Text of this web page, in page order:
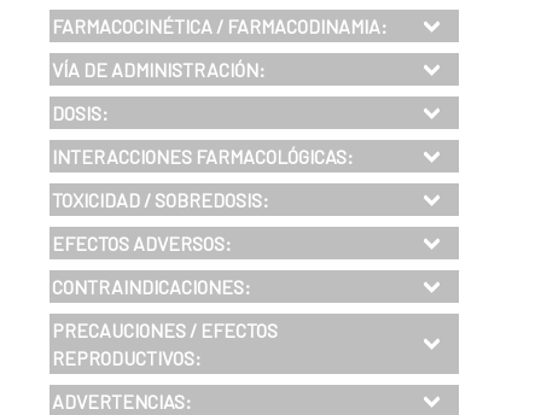
FARMACOCINÉTICA / FARMACODINAMIA:
VÍA DE ADMINISTRACIÓN:
DOSIS:
INTERACCIONES FARMACOLÓGICAS:
TOXICIDAD / SOBREDOSIS:
EFECTOS ADVERSOS:
CONTRAINDICACIONES:
PRECAUCIONES / EFECTOS
REPRODUCTIVOS:
ADVERTENCIAS: